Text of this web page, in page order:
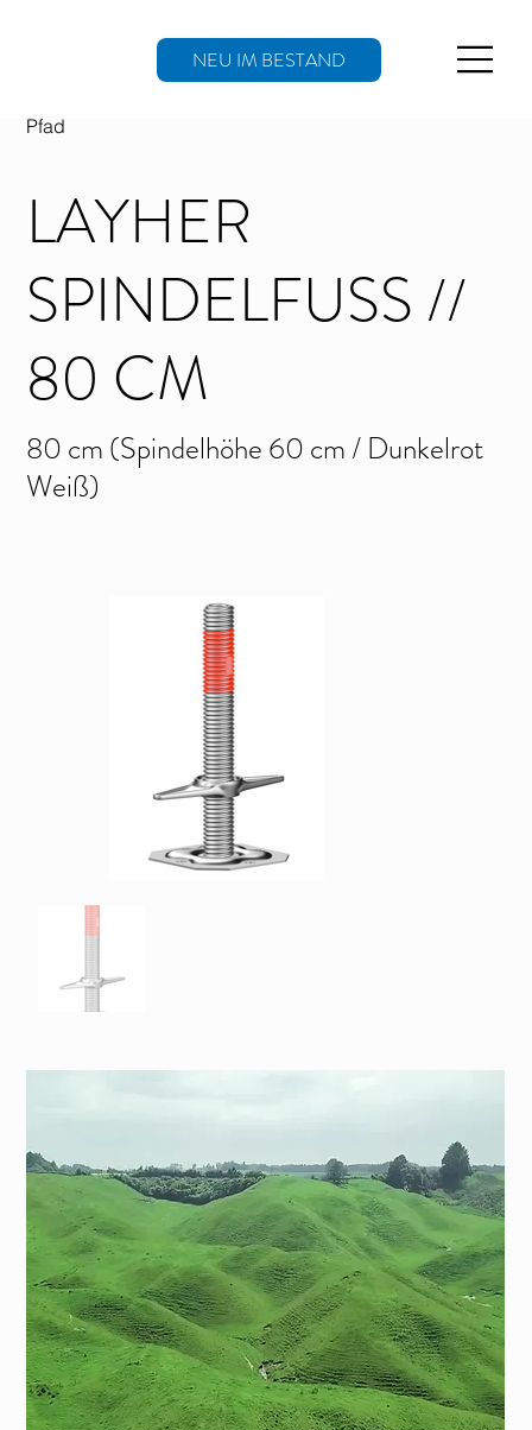
NEU IM BESTAND
LAYHER
SPINDELFUSS // 8
0 CM
80 cm (Spindelhöhe 60 cm / Dunkelrot
Weiß)
Pfad